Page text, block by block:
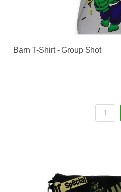
Barn T-Shirt - Group Shot